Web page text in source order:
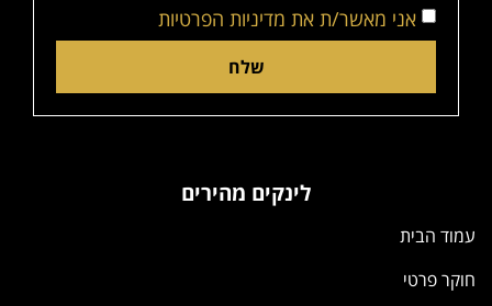
אני מאשר/ת את מדיניות הפרטיות
שלח
לינקים מהירים
עמוד הבית
חוקר פרטי